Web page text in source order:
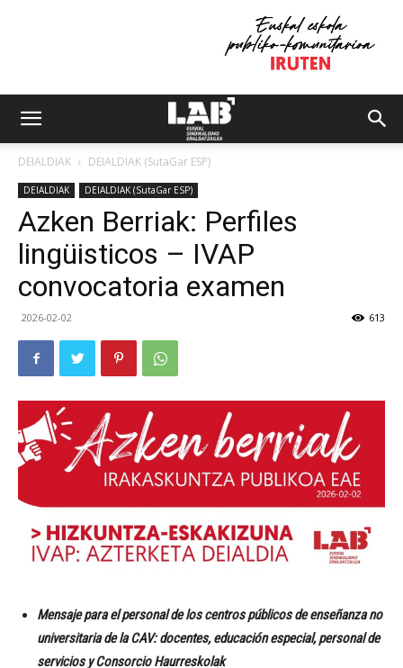
DEIALDIAK DEIALDIAK (SutaGar ESP)
DEIALDIAK DEIALDIAK (SutaGar ESP)
Azken Berriak: Perfiles
lingüisticos – IVAP
convocatoria examen
2026-02-02 613
Mensaje para el personal de los centros públicos de enseñanza no
universitaria de la CAV: docentes, educación especial, personal de
servicios y Consorcio Haurreskolak